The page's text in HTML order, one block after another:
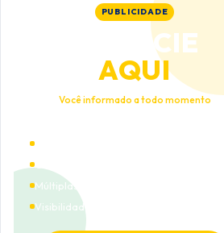
PUBLICIDADE
ANUNCIE
AQUI
Você informado a todo momento
Múltiplas categorias
Visibilidade premium